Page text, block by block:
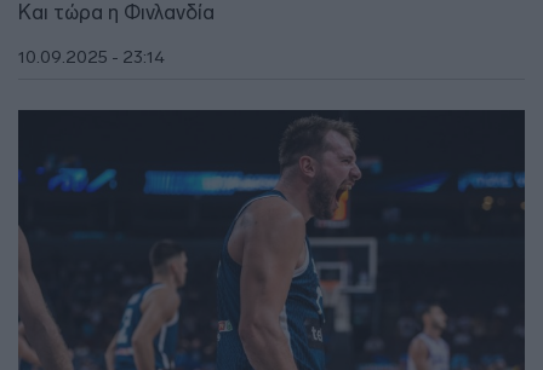
Και τώρα η Φινλανδία
10.09.2025 - 23:14